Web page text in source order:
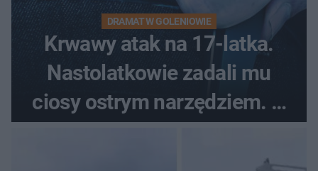
DRAMAT W GOLENIOWIE
Krwawy atak na 17-latka.
Nastolatkowie zadali mu
ciosy ostrym narzędziem. O
ich losach zdecyduje sąd